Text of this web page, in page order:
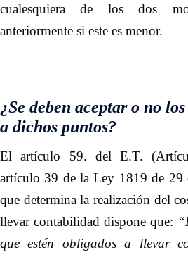
cualesquiera de los dos
anteriormente si este es menor.
¿Se deben aceptar o no
a dichos puntos?
El artículo 59. del E.T.
artículo 39 de la Ley 1819 de 29
que determina la realización del
llevar contabilidad dispone que:
que estén obligados a llevar